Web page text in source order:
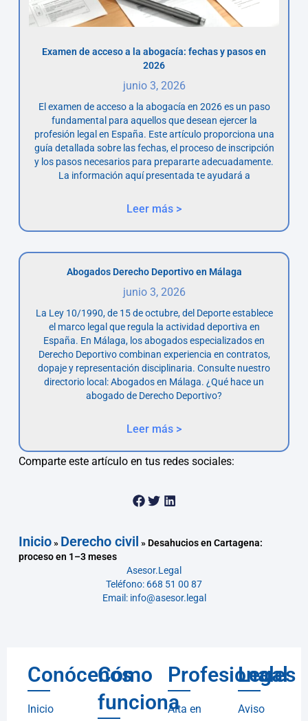
Examen de acceso a la abogacía: fechas y pasos en
2026
junio 3, 2026
El examen de acceso a la abogacía en 2026 es un paso
fundamental para aquellos que desean ejercer la
profesión legal en España. Este artículo proporciona una
guía detallada sobre las fechas, el proceso de inscripción
y los pasos necesarios para prepararte adecuadamente.
La información aquí presentada te ayudará a
Leer más >
Abogados Derecho Deportivo en Málaga
junio 3, 2026
La Ley 10/1990, de 15 de octubre, del Deporte establece
el marco legal que regula la actividad deportiva en
España. En Málaga, los abogados especializados en
Derecho Deportivo combinan experiencia en contratos,
dopaje y representación disciplinaria. Consulte nuestro
directorio local: Abogados en Málaga. ¿Qué hace un
abogado de Derecho Deportivo?
Leer más >
Comparte este artículo en tus redes sociales:
Inicio» Derecho civil » Desahucios en Cartagena:
proceso en 1–3 meses
Asesor.Legal
Teléfono: 668 51 00 87
Email: info@asesor.legal
Conócenos
Inicio
Cómo
funciona
Profesionales
Alta en
Legal
Aviso